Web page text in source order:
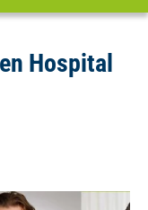
Hospital